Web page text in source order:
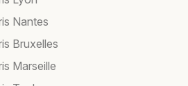
Nantes
Bruxelles
Marseille